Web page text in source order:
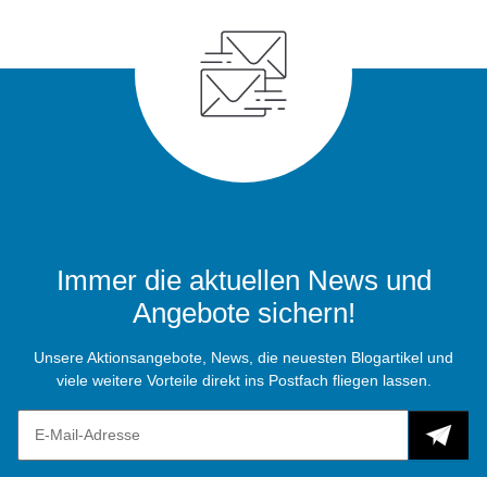
Immer die aktuellen News und
Angebote sichern!
Unsere Aktionsangebote, News, die neuesten Blogartikel und
viele weitere Vorteile direkt ins Postfach fliegen lassen.